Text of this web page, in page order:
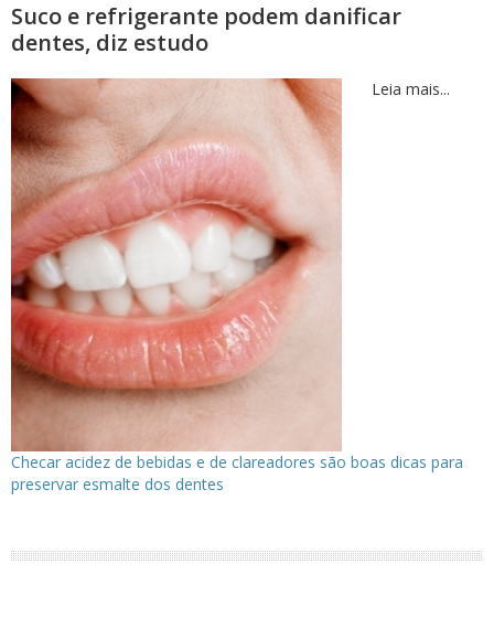
Suco e refrigerante podem danificar
dentes, diz estudo
Leia mais...
Checar acidez de bebidas e de clareadores são boas dicas para
preservar esmalte dos dentes